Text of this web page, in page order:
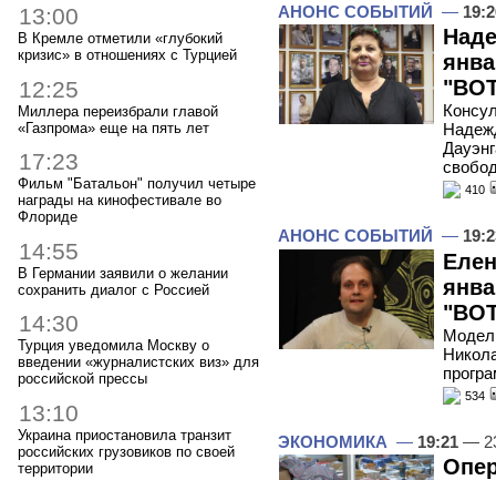
13:00
В Кремле отметили «глубокий
кризис» в отношениях с Турцией
12:25
Миллера переизбрали главой
«Газпрома» еще на пять лет
17:23
Фильм "Батальон" получил четыре
награды на кинофестивале во
Флориде
14:55
В Германии заявили о желании
сохранить диалог с Россией
14:30
Турция уведомила Москву о
введении «журналистских виз» для
российской прессы
13:10
Украина приостановила транзит
российских грузовиков по своей
территории
АНОНС СОБЫТИЙ —
410
АНОНС СОБЫТИЙ —
534
ЭКОНОМИКА — 19:21 —